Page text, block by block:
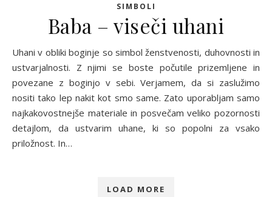
SIMBOLI
Baba – viseči uhani
Uhani v obliki boginje so simbol ženstvenosti, duhovnosti in
ustvarjalnosti. Z njimi se boste počutile prizemljene in
povezane z boginjo v sebi. Verjamem, da si zaslužimo
nositi tako lep nakit kot smo same. Zato uporabljam samo
najkakovostnejše materiale in posvečam veliko pozornosti
detajlom, da ustvarim uhane, ki so popolni za vsako
priložnost. In…
LOAD MORE